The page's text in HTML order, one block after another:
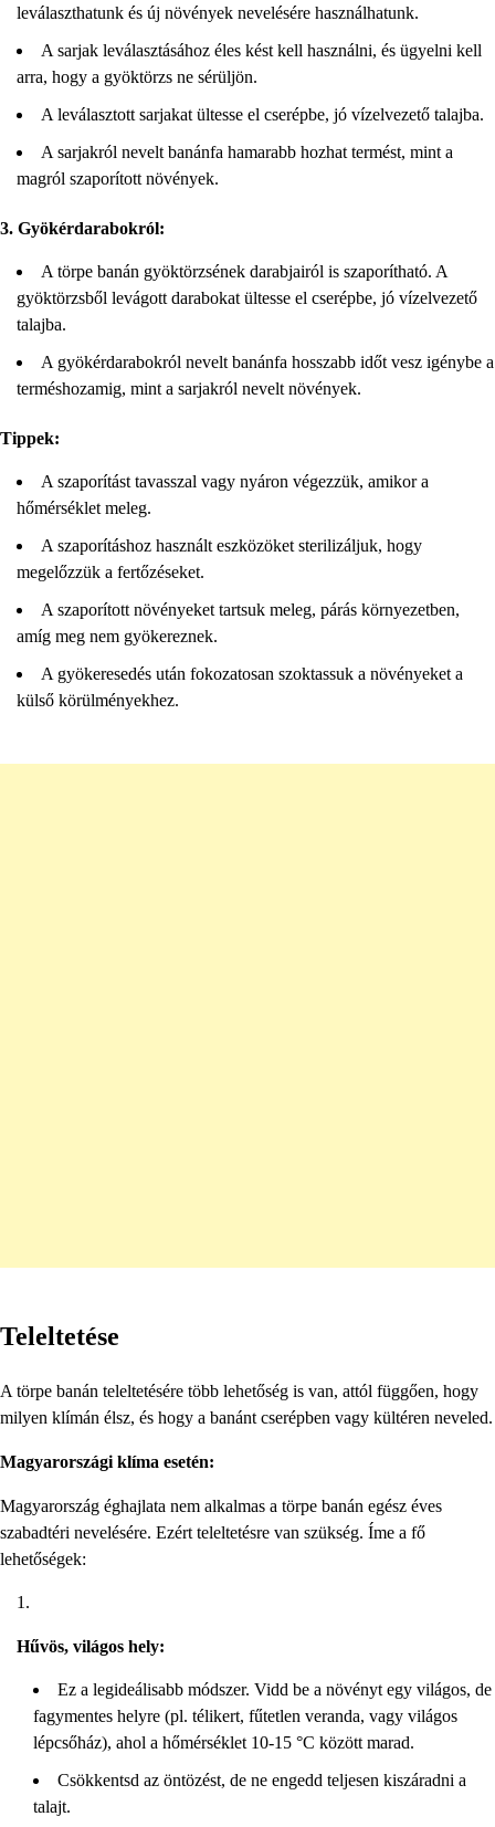
leválaszthatunk és új növények nevelésére használhatunk.
A sarjak leválasztásához éles kést kell használni, és ügyelni kell
arra, hogy a gyöktörzs ne sérüljön.
A leválasztott sarjakat ültesse el cserépbe, jó vízelvezető talajba.
A sarjakról nevelt banánfa hamarabb hozhat termést, mint a
magról szaporított növények.
3. Gyökérdarabokról:
A törpe banán gyöktörzsének darabjairól is szaporítható. A
gyöktörzsből levágott darabokat ültesse el cserépbe, jó vízelvezető
talajba.
A gyökérdarabokról nevelt banánfa hosszabb időt vesz igénybe a
terméshozamig, mint a sarjakról nevelt növények.
Tippek:
A szaporítást tavasszal vagy nyáron végezzük, amikor a
hőmérséklet meleg.
A szaporításhoz használt eszközöket sterilizáljuk, hogy
megelőzzük a fertőzéseket.
A szaporított növényeket tartsuk meleg, párás környezetben,
amíg meg nem gyökereznek.
A gyökeresedés után fokozatosan szoktassuk a növényeket a
külső körülményekhez.
Teleltetése
A törpe banán teleltetésére több lehetőség is van, attól függően, hogy
milyen klímán élsz, és hogy a banánt cserépben vagy kültéren neveled.
Magyarországi klíma esetén:
Magyarország éghajlata nem alkalmas a törpe banán egész éves
szabadtéri nevelésére. Ezért teleltetésre van szükség. Íme a fő
lehetőségek:
Hűvös, világos hely:
Ez a legideálisabb módszer. Vidd be a növényt egy világos, de
fagymentes helyre (pl. télikert, fűtetlen veranda, vagy világos
lépcsőház), ahol a hőmérséklet 10-15 °C között marad.
Csökkentsd az öntözést, de ne engedd teljesen kiszáradni a
talajt.